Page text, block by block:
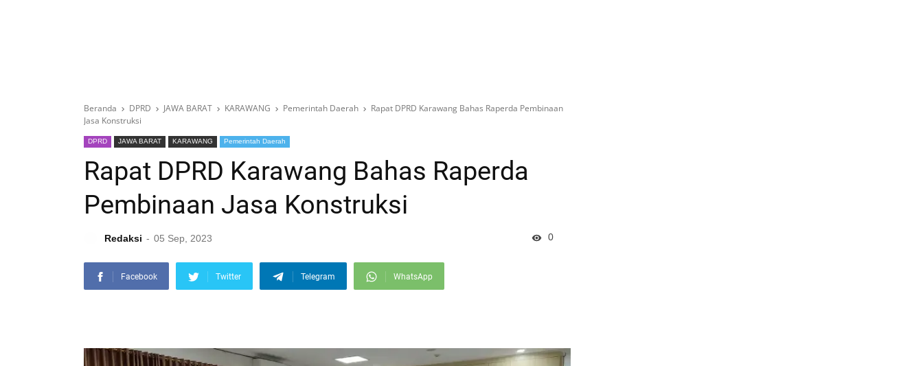
Beranda DPRD JAWA BARAT KARAWANG Pemerintah Daerah
Rapat DPRD Karawang Bahas Raperda Pembinaan
Jasa Konstruksi
DPRD JAWA BARAT KARAWANG Pemerintah Daerah
Rapat DPRD Karawang Bahas Raperda
Pembinaan Jasa Konstruksi
Redaksi 05 Sep, 2023 0
Facebook Twitter Telegram WhatsApp